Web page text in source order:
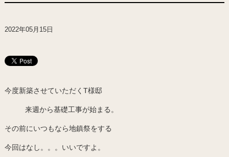
2022年05月15日
今度新築させていただくT様邸
来週から基礎工事が始まる。
その前にいつもなら地鎮祭をする
今回はなし。。。いいですよ。